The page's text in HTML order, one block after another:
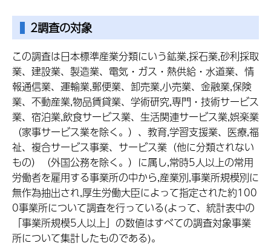
2調査の対象
この調査は日本標準産業分類にいう鉱業,採石業,砂利採取
業、建設業、製造業、電気・ガス・熱供給・水道業、情
報通信業、運輸業,郵便業、卸売業,小売業、金融業,保険
業、不動産業,物品賃貸業、学術研究,専門・技術サービス
業、宿泊業,飲食サービス業、生活関連サービス業,娯楽業
（家事サービス業を除く。）、教育,学習支援業、医療,福
祉、複合サービス事業、サービス業（他に分類されない
もの）（外国公務を除く。）に属し,常時5人以上の常用
労働者を雇用する事業所の中から,産業別,事業所規模別に
無作為抽出され,厚生労働大臣によって指定された約100
0事業所について調査を行っている(よって、統計表中の
「事業所規模5人以上」の数値はすべての調査対象事業
所について集計したものである)。